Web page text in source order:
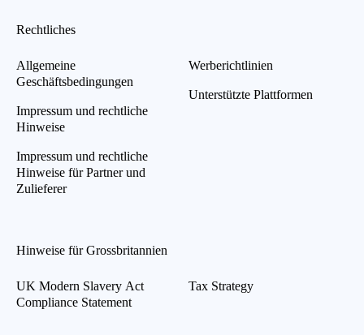
Rechtliches
Allgemeine
Geschäftsbedingungen
Impressum und rechtliche
Hinweise
Impressum und rechtliche
Hinweise für Partner und
Zulieferer
Werberichtlinien
Unterstützte Plattformen
Hinweise für Grossbritannien
UK Modern Slavery Act
Compliance Statement
Tax Strategy